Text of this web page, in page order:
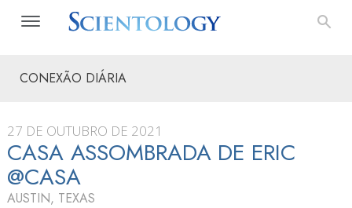
CONEXÃO DIÁRIA
27 DE OUTUBRO DE 2021
CASA ASSOMBRADA DE ERIC
@CASA
AUSTIN, TEXAS